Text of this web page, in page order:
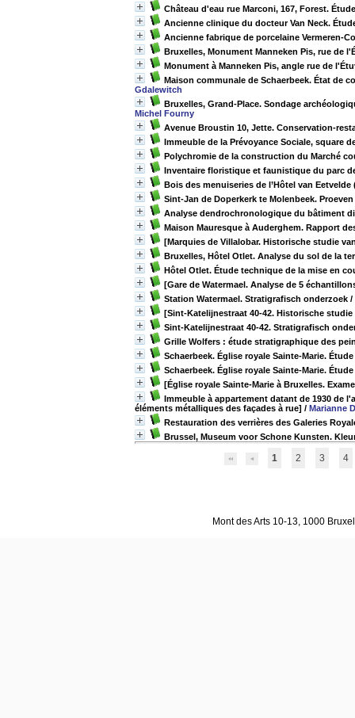
Château d'eau rue Marconi, 167, Forest.
Ancienne clinique du docteur Van Neck.
Ancienne fabrique de porcelaine Vermeren-
Bruxelles, Monument Manneken Pis, rue de
Monument à Manneken Pis, angle rue de
Maison communale de Schaerbeek. État de
Gdalewitch
Bruxelles, Grand-Place. Sondage
Michel Fourny
Avenue Broustin 10, Jette. Conservation-
Immeuble de la Prévoyance Sociale, square
Polychromie de la construction du Marché
Inventaire floristique et faunistique du parc
Bois des menuiseries de l’Hôtel van
Sint-Jan de Doperkerk te Molenbeek.
Analyse dendrochronologique du bâtiment
Maison Mauresque à Auderghem. Rapport
[Marquies de Villalobar. Historische studie
Bruxelles, Hôtel Otlet. Analyse du sol de la
Hôtel Otlet. Étude technique de la mise en
[Gare de Watermael. Analyse de 5
Station Watermael. Stratigrafisch onderzoek /
[Sint-Katelijnestraat 40-42. Historische
Sint-Katelijnestraat 40-42. Stratigrafisch
Grille Wolfers : étude stratigraphique des
Schaerbeek. Église royale Sainte-Marie.
Schaerbeek. Église royale Sainte-Marie.
[Église royale Sainte-Marie à Bruxelles.
Immeuble à appartement datant de 1930 de
éléments métalliques des façades à rue] / Marianne
Restauration des verrières des Galeries
Brussel, Museum voor Schone Kunsten.
1 2 3 4
Mont des Arts 10-13, 1000